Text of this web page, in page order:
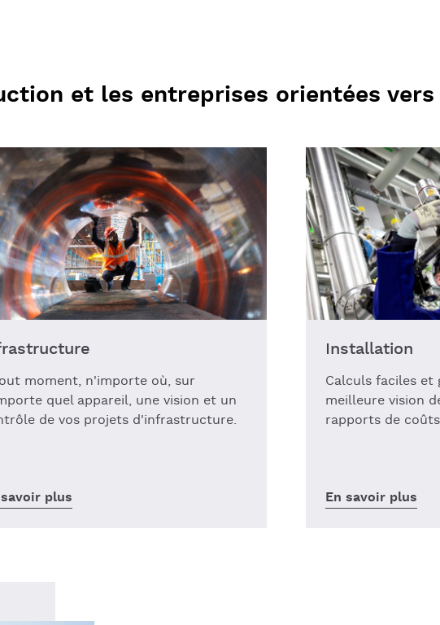
et les entreprises orientées
moment, n'importe où, sur
quel appareil, une vision et un
de vos projets d'infrastructure.
plus
Installation
Calculs faciles et
meilleure vision
rapports de
En savoir plus